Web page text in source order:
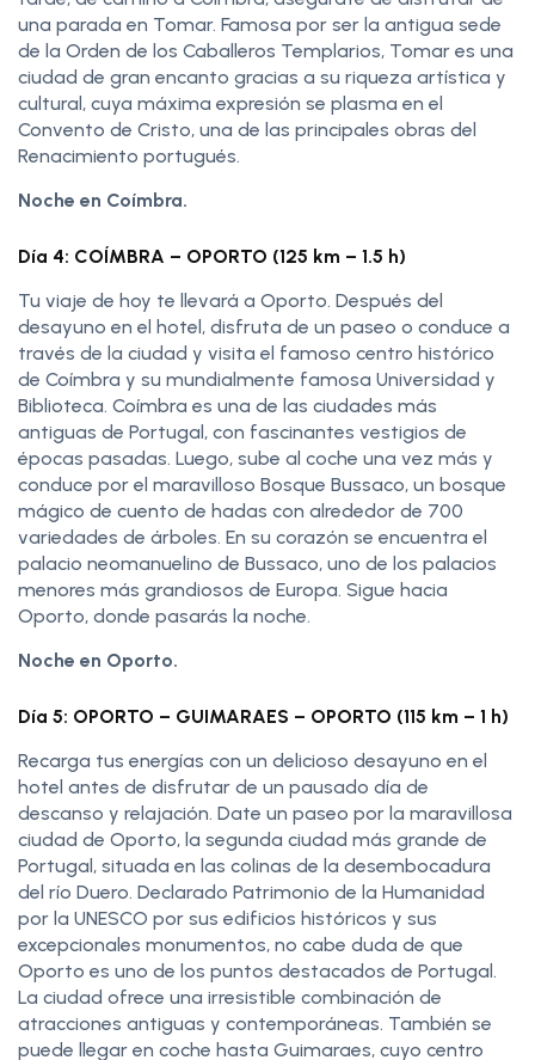
una parada en Tomar. Famosa por ser la antigua sede
de la Orden de los Caballeros Templarios, Tomar es una
ciudad de gran encanto gracias a su riqueza artística y
cultural, cuya máxima expresión se plasma en el
Convento de Cristo, una de las principales obras del
Renacimiento portugués.
Noche en Coímbra.
Día 4: COÍMBRA – OPORTO (125 km – 1.5 h)
Tu viaje de hoy te llevará a Oporto. Después del
desayuno en el hotel, disfruta de un paseo o conduce a
través de la ciudad y visita el famoso centro histórico
de Coímbra y su mundialmente famosa Universidad y
Biblioteca. Coímbra es una de las ciudades más
antiguas de Portugal, con fascinantes vestigios de
épocas pasadas. Luego, sube al coche una vez más y
conduce por el maravilloso Bosque Bussaco, un bosque
mágico de cuento de hadas con alrededor de 700
variedades de árboles. En su corazón se encuentra el
palacio neomanuelino de Bussaco, uno de los palacios
menores más grandiosos de Europa. Sigue hacia
Oporto, donde pasarás la noche.
Noche en Oporto.
Día 5: OPORTO – GUIMARAES – OPORTO (115 km – 1 h)
Recarga tus energías con un delicioso desayuno en el
hotel antes de disfrutar de un pausado día de
descanso y relajación. Date un paseo por la maravillosa
ciudad de Oporto, la segunda ciudad más grande de
Portugal, situada en las colinas de la desembocadura
del río Duero. Declarado Patrimonio de la Humanidad
por la UNESCO por sus edificios históricos y sus
excepcionales monumentos, no cabe duda de que
Oporto es uno de los puntos destacados de Portugal.
La ciudad ofrece una irresistible combinación de
atracciones antiguas y contemporáneas. También se
puede llegar en coche hasta Guimaraes, cuyo centro